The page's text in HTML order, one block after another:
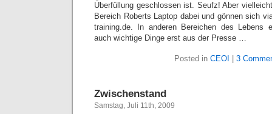
Überfüllung geschlossen ist. Seufz! Aber
Bereich Roberts Laptop dabei und gönnen sich
training.de. In anderen Bereichen des Lebens
auch wichtige Dinge erst aus der Presse …
Posted in CEOI 3
Zwischenstand
Samstag, Juli 11th, 2009